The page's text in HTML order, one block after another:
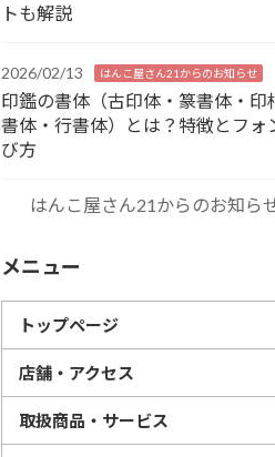
トも解説
2026/02/13 はんこ屋さん21からのお知らせ
印鑑の書体（古印体・篆書体・印
書体・行書体）とは？特徴とフォ
び方
はんこ屋さん21からのお知ら
メニュー
トップページ
店舗・アクセス
取扱商品・サービス